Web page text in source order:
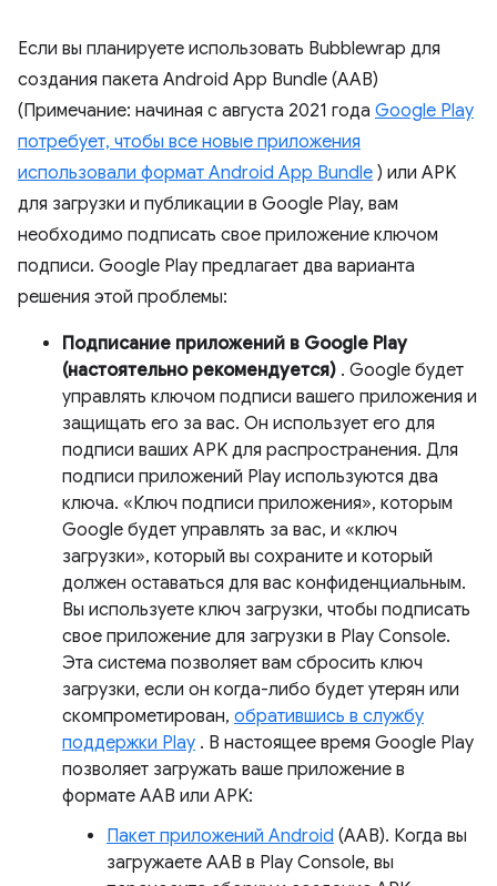
Если вы планируете использовать Bubblewrap для
создания пакета Android App Bundle (AAB)
(Примечание: начиная с августа 2021 года Google Play
потребует, чтобы все новые приложения
использовали формат Android App Bundle ) или APK
для загрузки и публикации в Google Play, вам
необходимо подписать свое приложение ключом
подписи. Google Play предлагает два варианта
решения этой проблемы:
Подписание приложений в Google Play
(настоятельно рекомендуется) . Google будет
управлять ключом подписи вашего приложения и
защищать его за вас. Он использует его для
подписи ваших APK для распространения. Для
подписи приложений Play используются два
ключа. «Ключ подписи приложения», которым
Google будет управлять за вас, и «ключ
загрузки», который вы сохраните и который
должен оставаться для вас конфиденциальным.
Вы используете ключ загрузки, чтобы подписать
свое приложение для загрузки в Play Console.
Эта система позволяет вам сбросить ключ
загрузки, если он когда-либо будет утерян или
скомпрометирован, обратившись в службу
поддержки Play . В настоящее время Google Play
позволяет загружать ваше приложение в
формате AAB или APK:
Пакет приложений Android (AAB). Когда вы
загружаете AAB в Play Console, вы